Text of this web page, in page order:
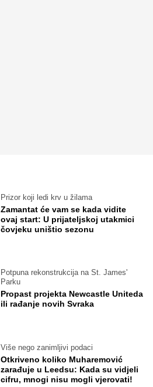
Prizor koji ledi krv u žilama
Zamantat će vam se kada vidite
ovaj start: U prijateljskoj utakmici
čovjeku uništio sezonu
Potpuna rekonstrukcija na St. James'
Parku
Propast projekta Newcastle Uniteda
ili rađanje novih Svraka
Više nego zanimljivi podaci
Otkriveno koliko Muharemović
zarađuje u Leedsu: Kada su vidjeli
cifru, mnogi nisu mogli vjerovati!